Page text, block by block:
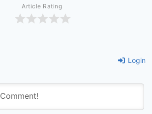
Article Rating
Login